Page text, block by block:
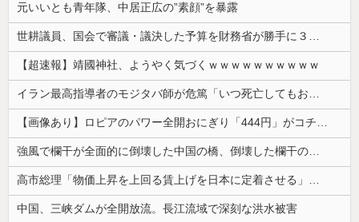
元いいとも青年隊、中居正広の”素顔”を暴露
世耕議員、国会で審議・議決した予算を財務省が勝手に３兆円動かしていると指摘・問題視
【超速報】靖國神社、ようやく気づくｗｗｗｗｗｗｗｗｗｗ
イラン最高指導者のモジタバ師が危篤「いつ死亡してもおかしくない」…イラン大統領「意思疎通はかなり難しい」！
【画像あり】ロピアのパワー全開おにぎり「444円」がコチラｗｗｗｗｗ
強風で欄干が全面的に倒壊した中国の橋、倒壊した欄干の破片を調べると凄まじい事実が発覚して……
高市総理「物価上昇を上回る賃上げを日本に定着させる」⇒ 国家公務員月給3.51％増へ
中国、三峡ダムが全開放流。長江流域で深刻な洪水被害